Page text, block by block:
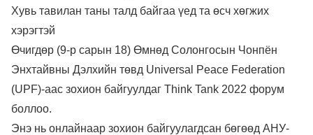
Хувь тавилан таны талд байгаа үед та өсч хөгжих
хэрэгтэй
Өчигдөр (9-р сарын 18) Өмнөд Солонгосын Чонпён
Энхтайвны Дэлхийн төвд Universal Peace Federation
(UPF)-аас зохион байгуулдаг Think Tank 2022 форум
боллоо.
Энэ нь онлайнаар зохион байгуулагдсан бөгөөд АНУ-